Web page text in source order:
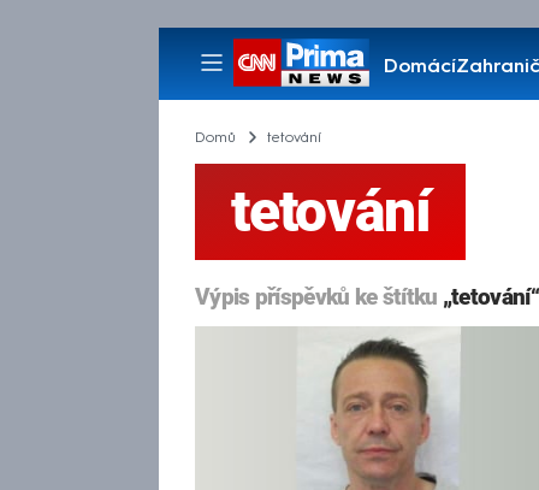
Domácí
Pořady
Domů tetování
tetování
Výpis příspěvků ke štítku „tetování“